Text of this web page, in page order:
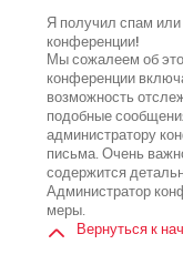
Я получил спам или
конференции!
Мы сожалеем об
конференции
возможность
подобные
администратору
письма. Очень
содержится
Администратор
меры.
Вернуться к